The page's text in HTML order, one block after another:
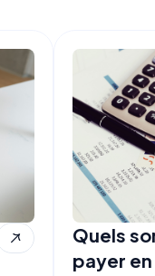
Quels
payer en